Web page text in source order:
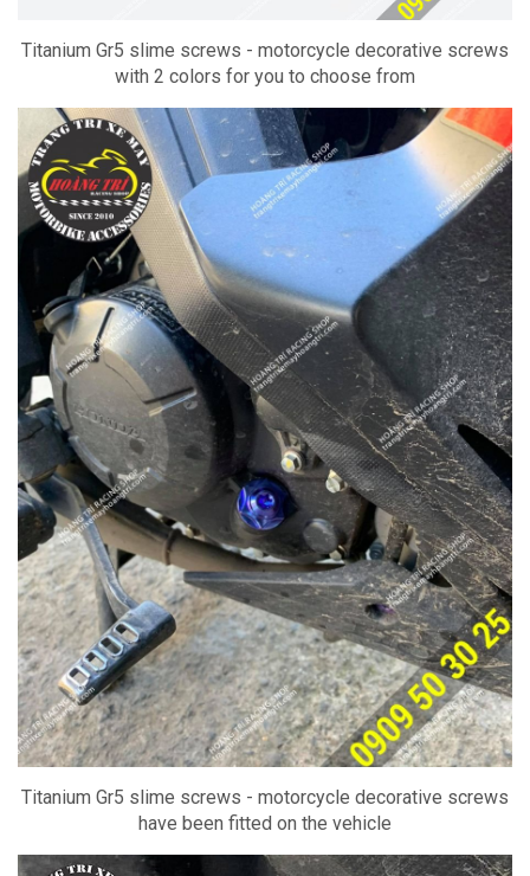
Titanium Gr5 slime screws - motorcycle decorative screws
with 2 colors for you to choose from
Titanium Gr5 slime screws - motorcycle decorative screws
have been fitted on the vehicle